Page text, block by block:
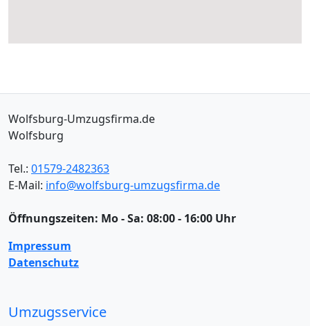
Wolfsburg-Umzugsfirma.de
Wolfsburg
Tel.: 01579-2482363
E-Mail: info@wolfsburg-umzugsfirma.de
Öffnungszeiten: Mo - Sa: 08:00 - 16:00 Uhr
Impressum
Datenschutz
Umzugsservice